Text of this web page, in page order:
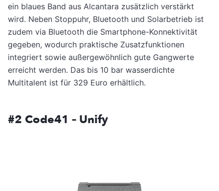
ein blaues Band aus Alcantara zusätzlich verstärkt
wird. Neben Stoppuhr, Bluetooth und Solarbetrieb ist
zudem via Bluetooth die Smartphone-Konnektivität
gegeben, wodurch praktische Zusatzfunktionen
integriert sowie außergewöhnlich gute Gangwerte
erreicht werden. Das bis 10 bar wasserdichte
Multitalent ist für 329 Euro erhältlich.
#2 Code41 – Unify